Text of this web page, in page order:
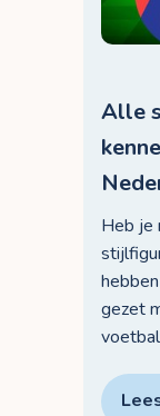
Alle
Heb je
gezet